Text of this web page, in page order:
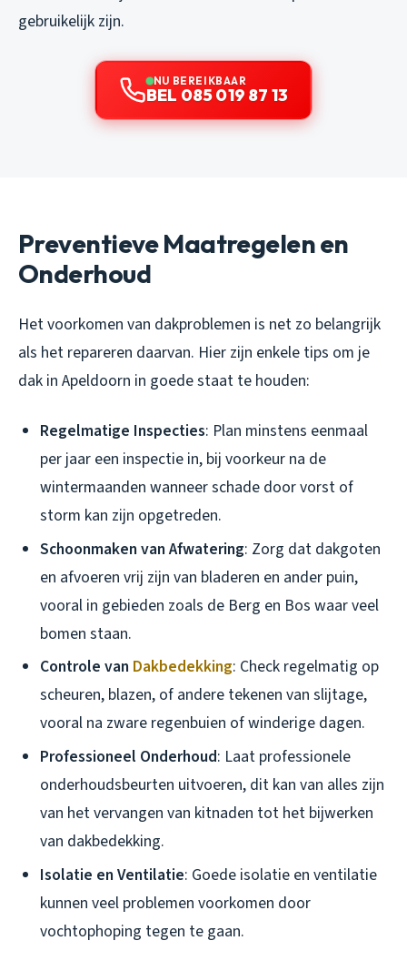
gebruikelijk zijn.
NU BEREIKBAAR
BEL 085 019 87 13
Preventieve Maatregelen en
Onderhoud
Het voorkomen van dakproblemen is net zo belangrijk
als het repareren daarvan. Hier zijn enkele tips om je
dak in Apeldoorn in goede staat te houden:
Regelmatige Inspecties: Plan minstens eenmaal
per jaar een inspectie in, bij voorkeur na de
wintermaanden wanneer schade door vorst of
storm kan zijn opgetreden.
Schoonmaken van Afwatering: Zorg dat dakgoten
en afvoeren vrij zijn van bladeren en ander puin,
vooral in gebieden zoals de Berg en Bos waar veel
bomen staan.
Controle van Dakbedekking: Check regelmatig op
scheuren, blazen, of andere tekenen van slijtage,
vooral na zware regenbuien of winderige dagen.
Professioneel Onderhoud: Laat professionele
onderhoudsbeurten uitvoeren, dit kan van alles zijn
van het vervangen van kitnaden tot het bijwerken
van dakbedekking.
Isolatie en Ventilatie: Goede isolatie en ventilatie
kunnen veel problemen voorkomen door
vochtophoping tegen te gaan.